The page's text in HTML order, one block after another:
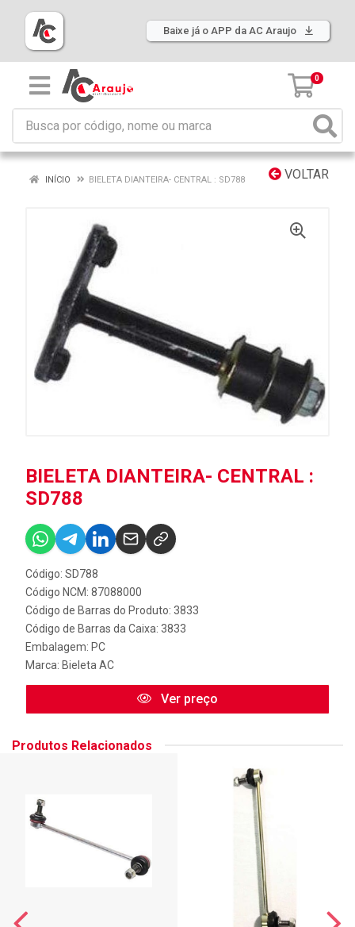
Baixe já o APP da AC Araujo
0
VOLTAR
INÍCIO BIELETA DIANTEIRA- CENTRAL : SD788
BIELETA DIANTEIRA- CENTRAL :
SD788
Código: SD788
Código NCM: 87088000
Código de Barras do Produto: 3833
Código de Barras da Caixa: 3833
Embalagem: PC
Marca: Bieleta AC
Ver preço
Produtos Relacionados